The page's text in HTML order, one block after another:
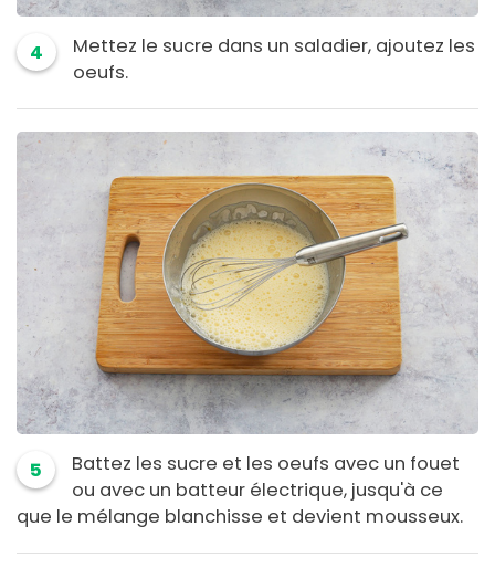
4
Mettez le sucre dans un saladier, ajoutez les
oeufs.
5
Battez les sucre et les oeufs avec un fouet
ou avec un batteur électrique, jusqu'à ce
que le mélange blanchisse et devient mousseux.